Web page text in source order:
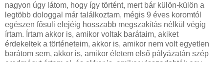
nagyon úgy látom, hogy így történt, mert bár külön-külön a
legtöbb dologgal már találkoztam, mégis 9 éves koromtól
egészen fősuli elejéig hosszabb megszakítás nélkül végig
írtam. Írtam akkor is, amikor voltak barátaim, akiket
érdekeltek a történeteim, akkor is, amikor nem volt egyetlen
barátom sem, akkor is, amikor életem első pályázatán szép